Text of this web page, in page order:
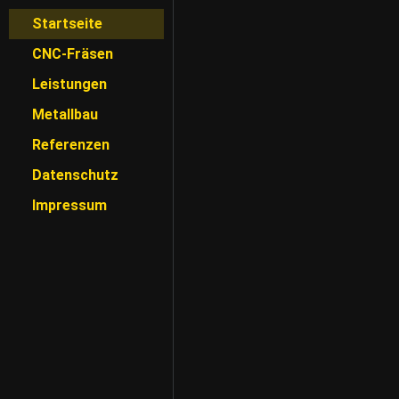
Startseite
CNC-Fräsen
Leistungen
Metallbau
Referenzen
Datenschutz
Impressum